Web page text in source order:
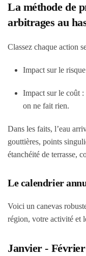
La méthode de
arbitrages au
Classez chaque action
Impact sur le
Impact sur le coût :
on ne fait rien.
Dans les faits, l’eau
gouttières, points
étanchéité de terrasse,
Le calendrier
Voici un canevas
région, votre activité et
Janvier -